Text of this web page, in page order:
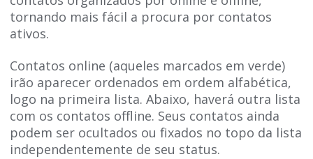
tornando mais fácil a procura por contatos
ativos.
Contatos online (aqueles marcados em verde)
irão aparecer ordenados em ordem alfabética,
logo na primeira lista. Abaixo, haverá outra lista
com os contatos offline. Seus contatos ainda
podem ser ocultados ou fixados no topo da lista
independentemente de seu status.